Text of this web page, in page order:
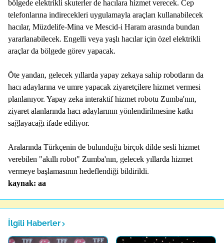
bölgede elektrikli skuterler de hacılara hizmet verecek. Cep
telefonlarına indirecekleri uygulamayla araçları kullanabilecek
hacılar, Müzdelife-Mina ve Mescid-i Haram arasında bundan
yararlanabilecek. Engelli veya yaşlı hacılar için özel elektrikli
araçlar da bölgede görev yapacak.
Öte yandan, gelecek yıllarda yapay zekaya sahip robotların da
hacı adaylarına ve umre yapacak ziyaretçilere hizmet vermesi
planlanıyor. Yapay zeka interaktif hizmet robotu Zumba'nın,
ziyaret alanlarında hacı adaylarının yönlendirilmesine katkı
sağlayacağı ifade ediliyor.
Aralarında Türkçenin de bulunduğu birçok dilde sesli hizmet
verebilen "akıllı robot" Zumba'nın, gelecek yıllarda hizmet
vermeye başlamasının hedeflendiği bildirildi.
kaynak: aa
İlgili Haberler